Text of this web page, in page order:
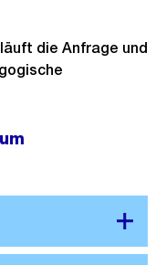
läuft die Anfrage und